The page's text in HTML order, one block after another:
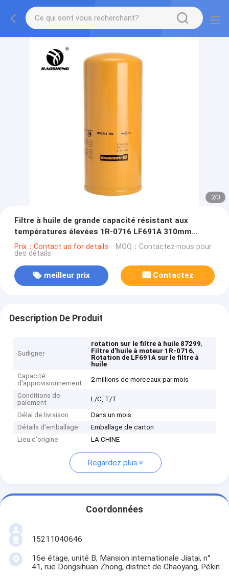
2/3
Filtre à huile de grande capacité résistant aux
températures élevées 1R-0716 LF691A 310mm
hauteur de protection du moteur
Prix：Contact us for details MOQ：Contactez-nous pour
des détails
meilleur prix Contactez
Description De Produit
Surligner
rotation sur le filtre à huile 87299,
Filtre d'huile à moteur 1R-0716,
Rotation de LF691A sur le filtre à
huile
Capacité
d'approvisionnement
2 millions de morceaux par mois
Conditions de
paiement
L/C, T/T
Délai de livraison
Dans un mois
Détails d'emballage
Emballage de carton
Lieu d'origine
LA CHINE
Regardez plus
Coordonnées
15211040646
16e étage, unité B, Mansion internationale Jiatai, n°
41, rue Dongsihuan Zhong, district de Chaoyang, Pékin